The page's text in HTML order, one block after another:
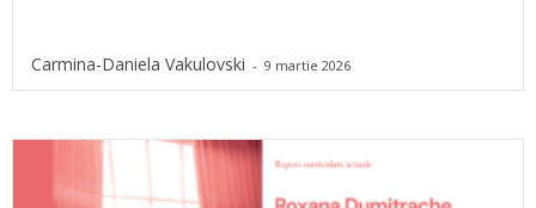
Carmina-Daniela Vakulovski - 9 martie 2026